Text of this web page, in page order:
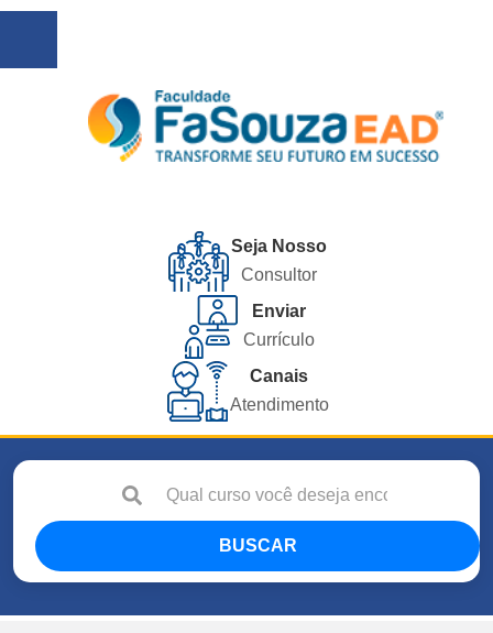
Seja Nosso
Consultor
Enviar
Currículo
Canais
Atendimento
BUSCAR